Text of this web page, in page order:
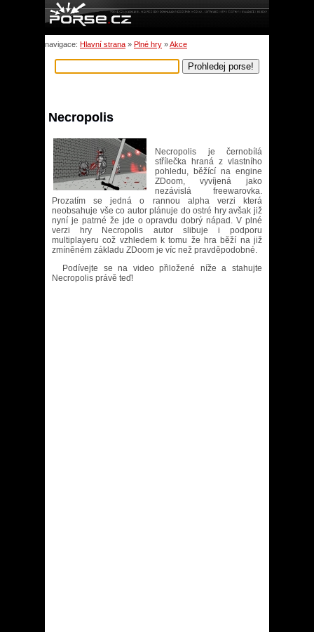
navigace: Hlavní strana » Plné hry »Akce
Necropolis
Necropolis je černobílá
střílečka hraná z vlastního
pohledu, běžící na engine
ZDoom, vyvíjená jako
nezávislá freewarovka.
Prozatím se jedná o rannou alpha verzi která
neobsahuje vše co autor plánuje do ostré hry avšak již
nyní je patrné že jde o opravdu dobrý nápad. V plné
verzi hry Necropolis autor slibuje i podporu
multiplayeru což vzhledem k tomu že hra běží na již
zmíněném základu ZDoom je víc než pravděpodobné.
Podívejte se na video přiložené níže a stahujte
Necropolis právě teď!